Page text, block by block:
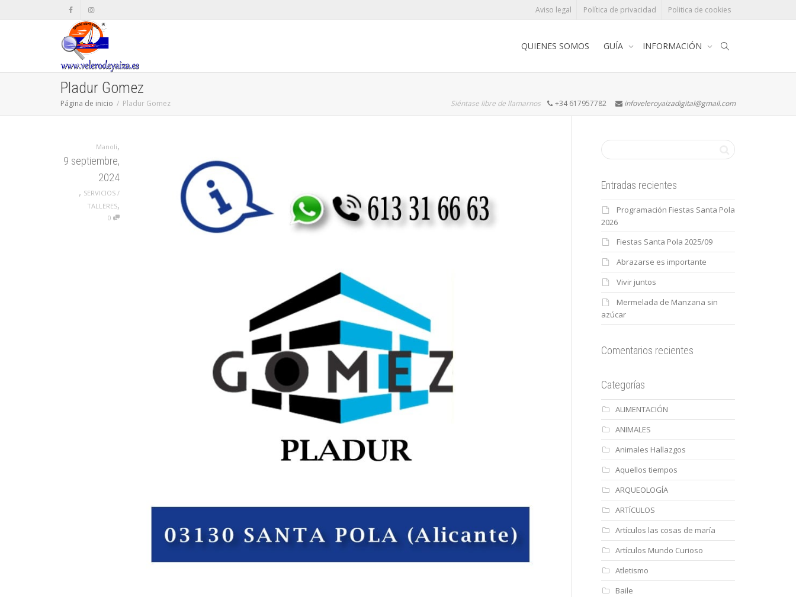
Aviso legal Política de privacidad Politica de cookies
QUIENES SOMOS GUÍA INFORMACIÓN
Pladur Gomez
Página de inicio Pladur Gomez Siéntase libre de llamarnos +34 617957782 infoveleroyaizadigital@gmail.com
Manoli,
9 septiembre,
2024
, SERVICIOS /
TALLERES,
0
Entradas recientes
Programación Fiestas Santa Pola
2026
Fiestas Santa Pola 2025/09
Abrazarse es importante
Vivir juntos
Mermelada de Manzana sin
azúcar
Comentarios recientes
Categorías
ALIMENTACIÓN
ANIMALES
Animales Hallazgos
Aquellos tiempos
ARQUEOLOGÍA
ARTÍCULOS
Artículos las cosas de maría
Artículos Mundo Curioso
Atletismo
Baile